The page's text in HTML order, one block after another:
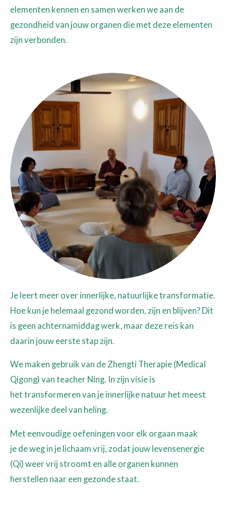
elementen kennen en samen werken we aan de
gezondheid van jouw organen die met deze elementen
zijn verbonden.
Je leert meer over innerlijke, natuurlijke transformatie.
Hoe kun je helemaal gezond worden, zijn en blijven? Dit
is geen achternamiddag werk, maar deze reis kan
daarin jouw eerste stap zijn.
We maken gebruik van de Zhengti Therapie (Medical
Qigong) van teacher Ning. In zijn visie is
het transformeren van je innerlijke natuur het meest
wezenlijke deel van heling.
Met eenvoudige oefeningen voor elk orgaan maak
je de weg in je lichaam vrij, zodat jouw levensenergie
(Qi) weer vrij stroomt en alle organen kunnen
herstellen naar een gezonde staat.